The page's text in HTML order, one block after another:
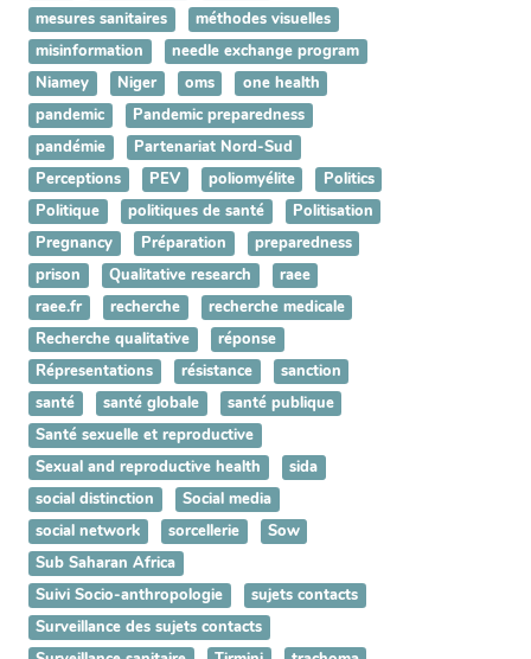
mesures sanitaires
méthodes visuelles
misinformation
needle exchange program
Niamey
Niger oms
one health
pandemic
Pandemic preparedness
pandémie
Partenariat Nord-Sud
Perceptions
PEV poliomyélite
Politics
Politique
politiques de santé
Politisation
Pregnancy
Préparation
preparedness
prison
Qualitative research
raee
raee.fr
recherche
recherche medicale
Recherche qualitative
réponse
Répresentations
résistance
sanction
santé
santé globale
santé publique
Santé sexuelle et reproductive
Sexual and reproductive health
sida
social distinction
Social media
social network
sorcellerie
Sow
Sub Saharan Africa
Suivi Socio-anthropologie
sujets contacts
Surveillance des sujets contacts